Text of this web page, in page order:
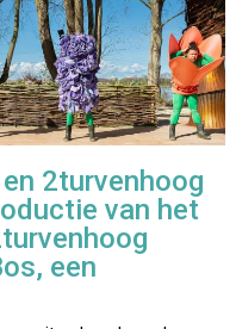
2turvenhoog
van het
een